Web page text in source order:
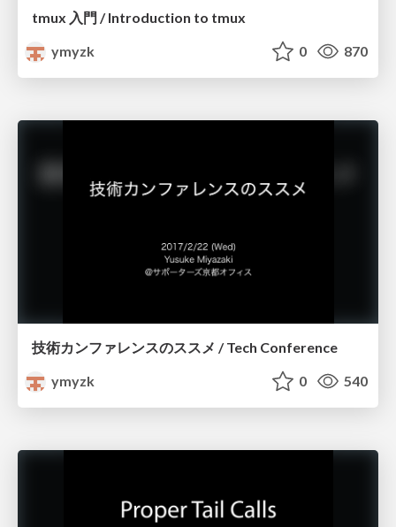
tmux 入門 / Introduction to tmux
ymyzk
0 870
技術カンファレンスのススメ / Tech Conference
ymyzk
0 540